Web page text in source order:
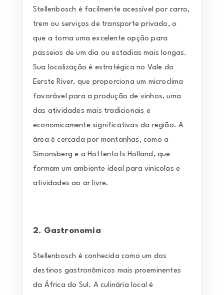
Stellenbosch é facilmente acessível por carro,
trem ou serviços de transporte privado, o
que a torna uma excelente opção para
passeios de um dia ou estadias mais longas.
Sua localização é estratégica no Vale do
Eerste River, que proporciona um microclima
favorável para a produção de vinhos, uma
das atividades mais tradicionais e
economicamente significativas da região. A
área é cercada por montanhas, como a
Simonsberg e a Hottentots Holland, que
formam um ambiente ideal para vinícolas e
atividades ao ar livre.
2. Gastronomia
Stellenbosch é conhecida como um dos
destinos gastronômicos mais proeminentes
da África do Sul. A culinária local é